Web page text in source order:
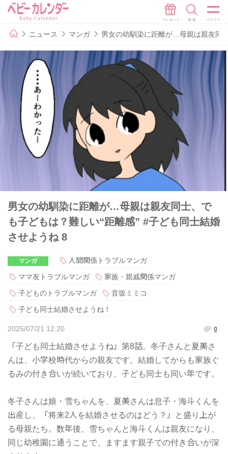
ニュース マンガ 男女の幼馴染に距離が…母親は親友同
男女の幼馴染に距離が…母親は親友同士、で
も子どもは？難しい“距離感” #子ども同士結婚
させようね 8
マンガ
人間関係トラブルマンガ
ママ友トラブルマンガ
家族・親戚関係マンガ
子どものトラブルマンガ
音坂ミミコ
子ども同士結婚させようね！
2025/07/21 12:20 0
「子ども同士結婚させようね」第8話。冬子さんと夏美さ
んは、小学校時代からの親友です。結婚してからも家族ぐ
るみの付き合いが続いており、子ども同士も同い年です。
冬子さんは娘・雪ちゃんを、夏美さんは息子・海斗くんを
出産し、「将来2人を結婚させるのはどう？」と盛り上が
る母親たち。数年後、雪ちゃんと海斗くんは親友になり、
同じ幼稚園に通うことで、ますます親子での付き合いが深